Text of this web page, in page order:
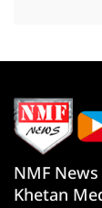
NMF
Khetan